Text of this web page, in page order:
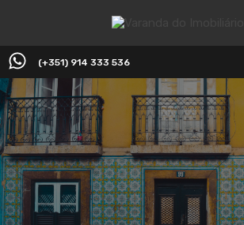
(+351) 914 333 536